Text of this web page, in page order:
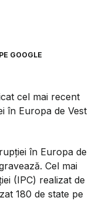
GOOGLE
cel mai recent
în Europa de Vest
în Europa de
Cel mai
(IPC) realizat de
180 de state pe